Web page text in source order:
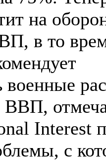
на
в то
военные
ВВП,
Interest
с